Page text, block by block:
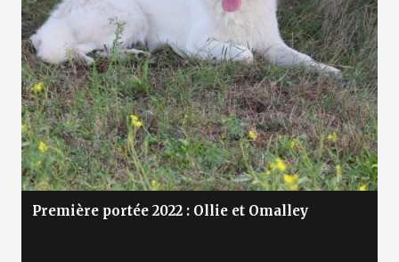
Première portée 2022 : Ollie et Omalley